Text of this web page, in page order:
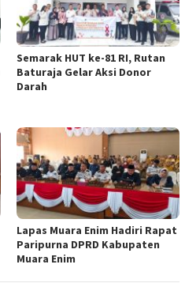
Semarak HUT ke-81 RI, Rutan
Baturaja Gelar Aksi Donor
Darah
Lapas Muara Enim Hadiri Rapat
Paripurna DPRD Kabupaten
Muara Enim